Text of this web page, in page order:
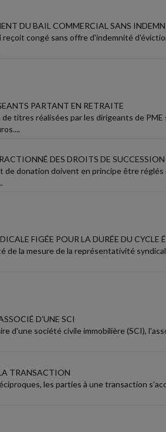
DU BAIL COMMERCIAL SANS
reçoit congé sans offre d'indemnité
PARTANT EN RETRAITE
de titres réalisées par les dirigeants de
DES DROITS DE SUCCESSION
de donation doivent en principe être
FIGÉE POUR LA DURÉE DU CYCLE
de la mesure de la représentativité
D'UNE SCI
d'une société civile immobilière (SCI),
TRANSACTION
les parties à une transaction